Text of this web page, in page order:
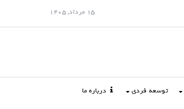
15 مرداد, 1405
توسعه فردی درباره ما